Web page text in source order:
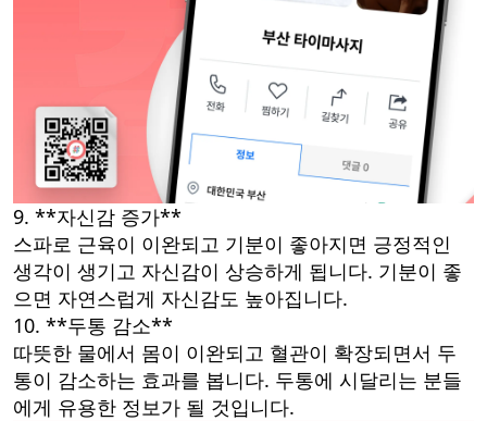
9. **자신감 증가**
스파로 근육이 이완되고 기분이 좋아지면 긍정적인
생각이 생기고 자신감이 상승하게 됩니다. 기분이 좋
으면 자연스럽게 자신감도 높아집니다.
10. **두통 감소**
따뜻한 물에서 몸이 이완되고 혈관이 확장되면서 두
통이 감소하는 효과를 봅니다. 두통에 시달리는 분들
에게 유용한 정보가 될 것입니다.